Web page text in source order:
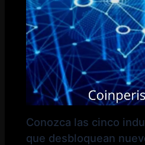
Conozca las cinco
que desbloquean